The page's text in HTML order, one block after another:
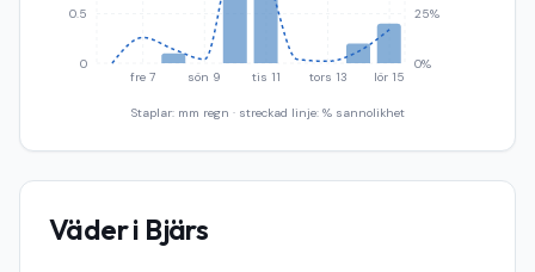
fre 7 sön 9 tis 11 tors 13 lör 15
0
0.5
0%
25%
Staplar: mm regn · streckad linje: % sannolikhet
Väder i Bjärs